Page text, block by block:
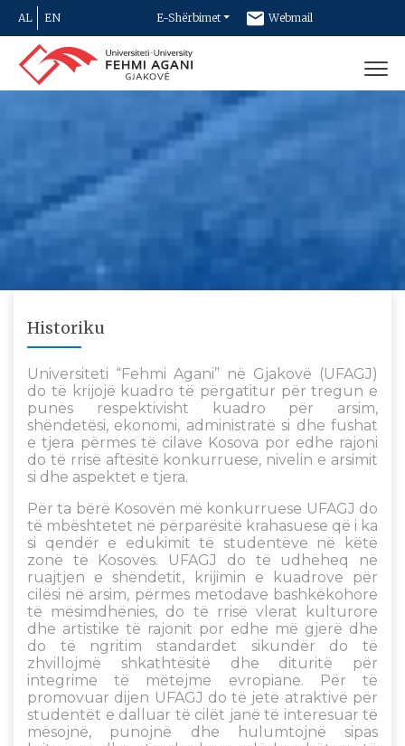
AL EN E-Shërbimet Webmail
Newsletter
Historiku
Universiteti “Fehmi Agani” në Gjakovë (UFAGJ)
do të krijojë kuadro të përgatitur për tregun e
punës respektivisht kuadro për arsim,
shëndetësi, ekonomi, administratë si dhe fushat
e tjera përmes të cilave Kosova por edhe rajoni
do të rrisë aftësitë konkurruese, nivelin e arsimit
si dhe aspektet e tjera.
Për ta bërë Kosovën më konkurruese UFAGJ do
të mbështetet në përparësitë krahasuese që i ka
si qendër e edukimit të studentëve në këtë
zonë të Kosovës. UFAGJ do të udhëheq në
ruajtjen e shëndetit, krijimin e kuadrove për
cilësi në arsim, përmes metodave bashkëkohore
të mësimdhënies, do të rrisë vlerat kulturore
dhe artistike të rajonit por edhe më gjerë dhe
do të ngritim standardet sikundër do të
zhvillojmë shkathtësitë dhe dituritë për
integrime të mëtejme evropiane. Për të
promovuar dijen UFAGJ do të jetë atraktivë për
studentët e dalluar të cilët janë të interesuar të
mësojnë, punojnë dhe hulumtojnë sipas